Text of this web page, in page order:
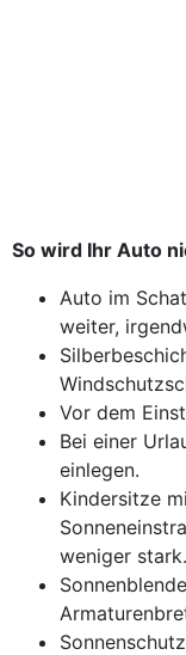
So wird Ihr Auto
Auto im
weiter,
Vor dem
Bei einer
einlegen.
Kindersitze
weniger stark.